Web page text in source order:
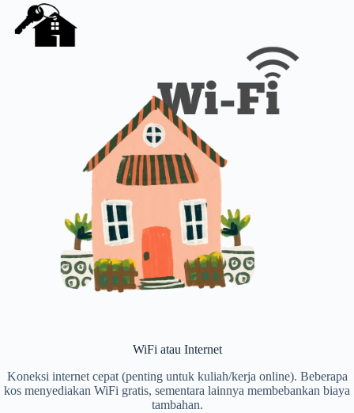
WiFi atau Internet
Koneksi internet cepat (penting untuk kuliah/kerja online). Beberapa
kos menyediakan WiFi gratis, sementara lainnya membebankan biaya
tambahan.